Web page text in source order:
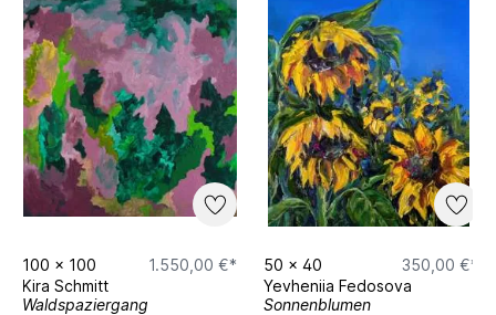
100 x 100
1.550,00 €*
Kira Schmitt
Waldspaziergang
50 x 40
350,00 €*
Yevheniia Fedosova
Sonnenblumen